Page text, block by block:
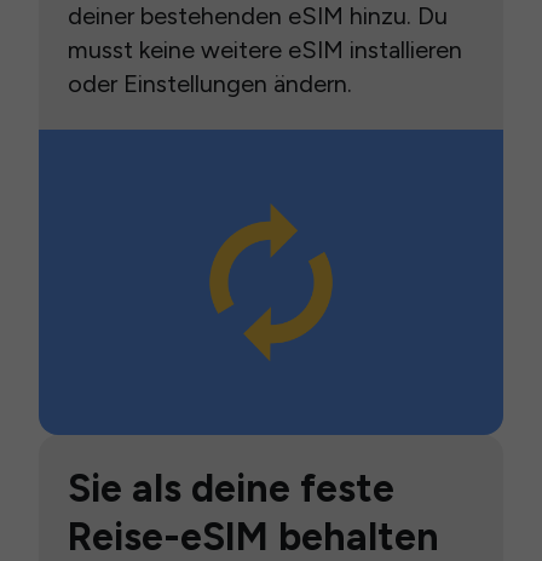
deiner bestehenden eSIM hinzu. Du
musst keine weitere eSIM installieren
oder Einstellungen ändern.
Sie als deine feste
Reise-eSIM behalten